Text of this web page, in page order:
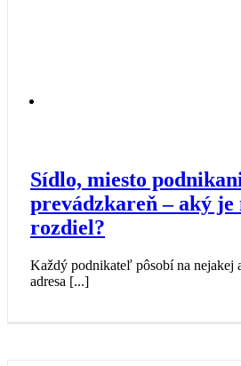
Sídlo, miesto
prevádzkareň – aký
rozdiel?
Každý podnikateľ pôsobí na nejakej
adresa [...]